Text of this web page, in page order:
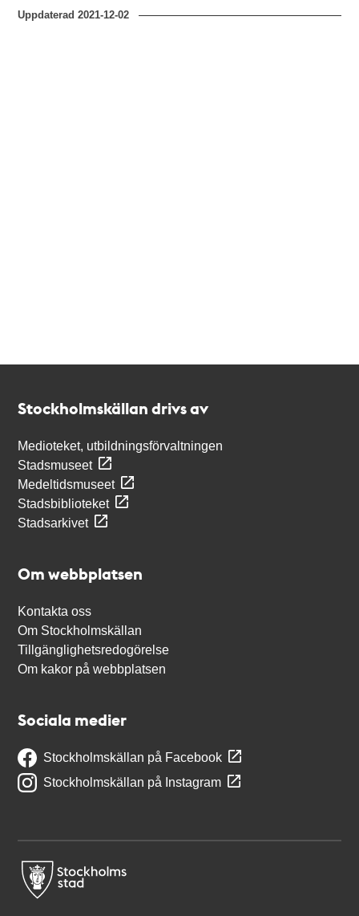
Uppdaterad2021-12-02
Stockholmskällan drivs av
Medioteket, utbildningsförvaltningen
Stadsmuseet
Medeltidsmuseet
Stadsbiblioteket
Stadsarkivet
Om webbplatsen
Kontakta oss
Om Stockholmskällan
Tillgänglighetsredogörelse
Om kakor på webbplatsen
Sociala medier
Stockholmskällan på Facebook
Stockholmskällan på Instagram